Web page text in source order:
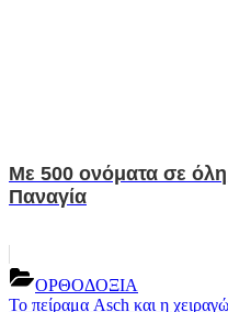
Με 500 ονόματα σε όλη
Παναγία
ΟΡΘΟΔΟΞΙΑ
Previous
Το πείραμα Asch και η